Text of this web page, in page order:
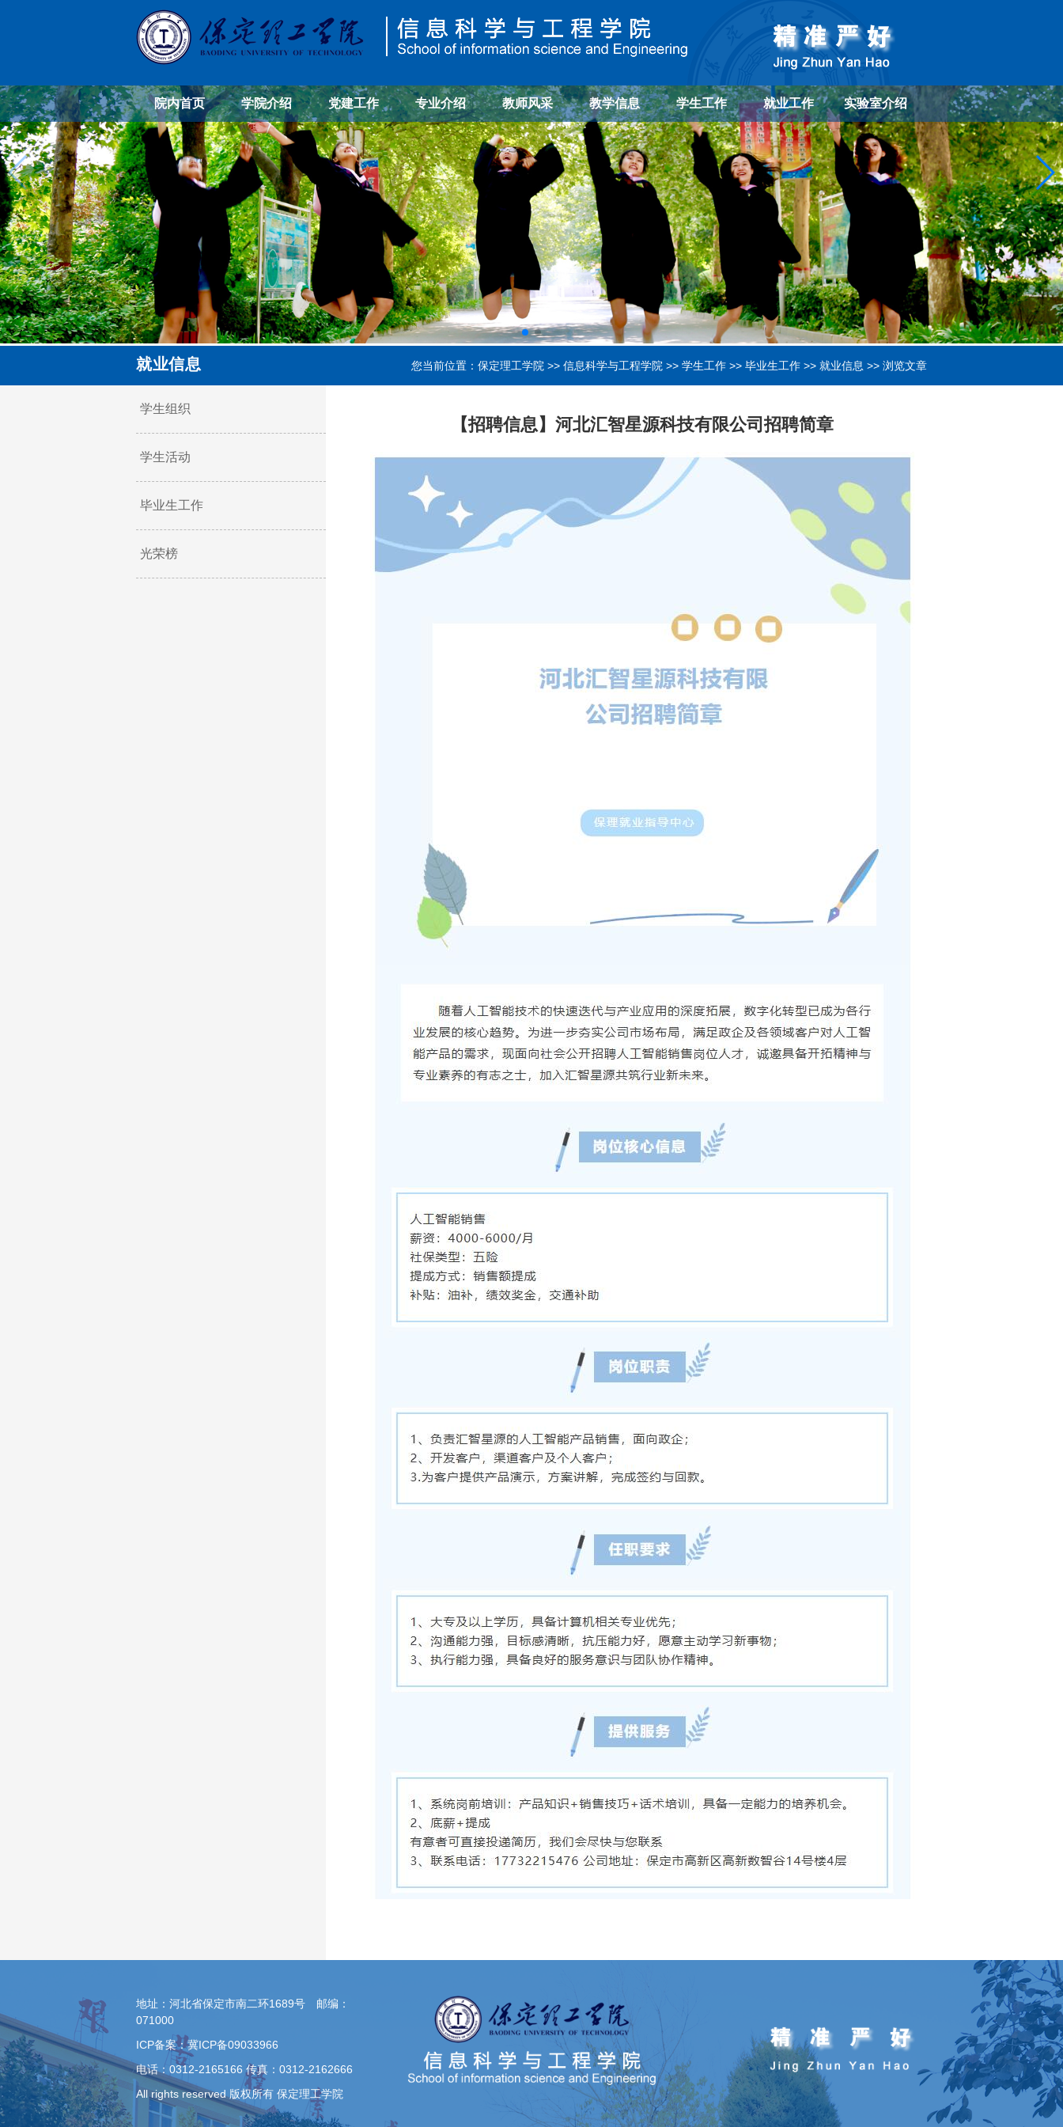
院内首页 学院介绍 党建工作 专业介绍 教师风采 教学信息 学生工作 就业工作 实验室介绍
您当前位置： 保定理工学院 >> 信息科学与工程学院 >> 学生工作 >> 毕业生工作 >> 就业信息 >> 浏览文章
就业信息
学生组织
学生活动
毕业生工作
光荣榜
【招聘信息】河北汇智星源科技有限公司招聘简章
地址：河北省保定市南二环1689号 邮编：
071000
ICP备案：冀ICP备09033966
电话：0312-2165166 传真：0312-2162666
All rights reserved 版权所有 保定理工学院